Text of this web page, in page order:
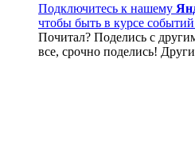
Подключитесь к нашему
чтобы быть в курсе
Почитал? Поделись с
все, срочно поделись!